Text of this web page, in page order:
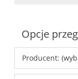
Opcje
Producent: